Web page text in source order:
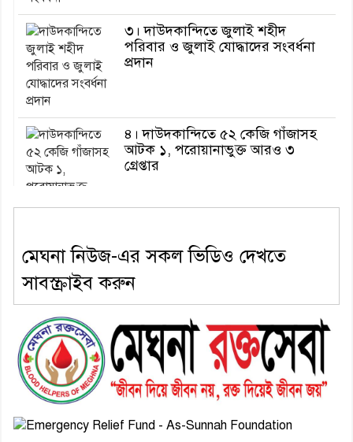
৩। দাউদকান্দিতে জুলাই শহীদ
পরিবার ও জুলাই যোদ্ধাদের সংবর্ধনা
প্রদান
৪। দাউদকান্দিতে ৫২ কেজি গাঁজাসহ
আটক ১, পরোয়ানাভুক্ত আরও ৩
গ্রেপ্তার
সদস্য সচিব হলেন সালাউদ্দিন সরকার
৬। জেলা পুলিশ সুপার থেকে সম্মাননা
পেলেন দাউদকান্দি মডেল থানার
এএসআই সজল
৭। দাউদকান্দিতে উপজেলা আইন-
শৃঙ্খলা কমিটির মাসিক সভা অনুষ্ঠিত
মেঘনা নিউজ-এর সকল ভিডিও দেখতে
সাবস্ক্রাইব করুন